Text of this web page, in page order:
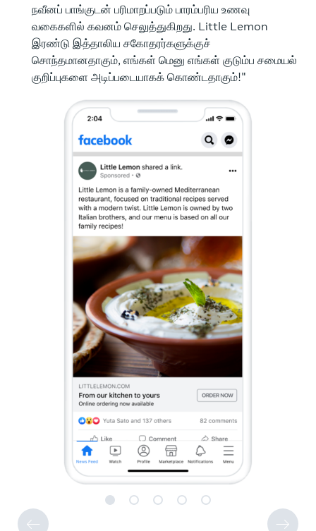
நவீனப் பாங்குடன் பரிமாறப்படும் பாரம்பரிய உணவு
வகைகளில் கவனம் செலுத்துகிறது. Little Lemon
இரண்டு இத்தாலிய சகோதரர்களுக்குச்
சொந்தமானதாகும், எங்கள் மெனு எங்கள் குடும்ப சமையல்
குறிப்புகளை அடிப்படையாகக் கொண்டதாகும்!"